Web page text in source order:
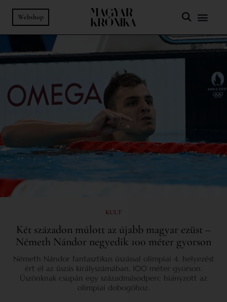
Webshop
KULT
Két századon múlott az újabb magyar ezüst –
Németh Nándor negyedik 100 méter gyorson
Németh Nándor fantasztikus úszással olimpiai 4. helyezést
ért el az úszás királyszámában, 100 méter gyorson.
Úszónknak csupán egy századmásodperc hiányzott az
olimpiai dobogóhoz.